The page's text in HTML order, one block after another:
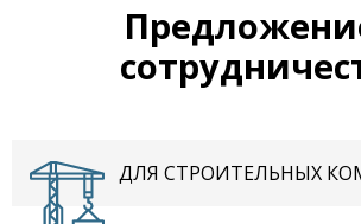
ДЛЯ СТРОИТЕЛЬНЫХ